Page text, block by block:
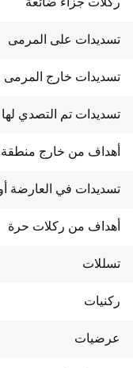
تسديدات على المرمى
تسديدات خارج المرمى
تسديدات تم التصدي لها
أهداف من خارج منطقة
تسديدات في العارضة أو
أهداف من ركلات حرة
تسللات
ركنيات
عرضيات